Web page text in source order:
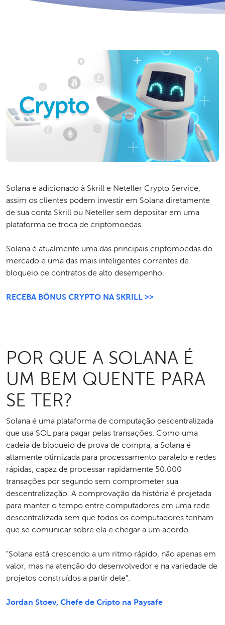
Solana é adicionado à Skrill e Neteller Crypto Service,
assim os clientes podem investir em Solana diretamente
de sua conta Skrill ou Neteller sem depositar em uma
plataforma de troca de criptomoedas.
Solana é atualmente uma das principais criptomoedas do
mercado e uma das mais inteligentes correntes de
bloqueio de contratos de alto desempenho.
RECEBA BÔNUS CRYPTO NA SKRILL >>
POR QUE A SOLANA É
UM BEM QUENTE PARA
SE TER?
Solana é uma plataforma de computação descentralizada
que usa SOL para pagar pelas transações. Como uma
cadeia de bloqueio de prova de compra, a Solana é
altamente otimizada para processamento paralelo e redes
rápidas, capaz de processar rapidamente 50.000
transações por segundo sem comprometer sua
descentralização. A comprovação da história é projetada
para manter o tempo entre computadores em uma rede
descentralizada sem que todos os computadores tenham
que se comunicar sobre ela e chegar a um acordo.
"Solana está crescendo a um ritmo rápido, não apenas em
valor, mas na atenção do desenvolvedor e na variedade de
projetos construídos a partir dele".
Jordan Stoev, Chefe de Cripto na Paysafe